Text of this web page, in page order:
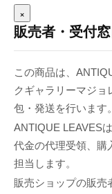
×
販売者・受付
この商品は、
クギャラリーマジョ
包・発送を行います。
ANTIQUE LEAVES
代金の代理受領、購
担当します。
販売ショップの販売